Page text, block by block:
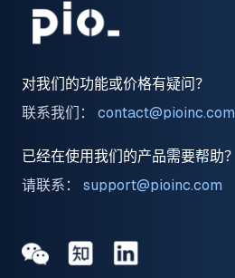
对我们的功能或价格有疑问？
联系我们：
contact@pioinc.com
已经在使用我们的产品需要帮助？
请联系：
support@pioinc.com
MediumMedium领英